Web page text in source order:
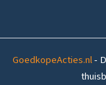
GoedkopeActies.nl-